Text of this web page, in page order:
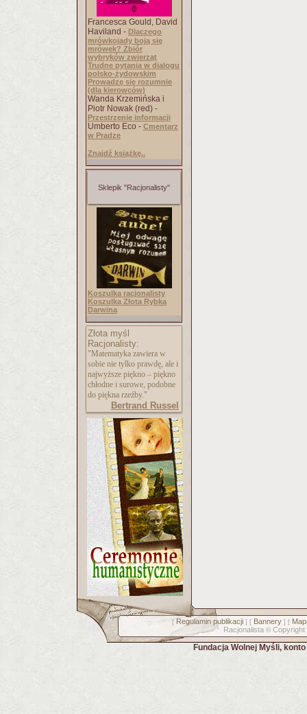
Francesca Gould, David
Haviland - Dlaczego
mrówkojady boją się
mrówek? Zbiór
wybryków zwierząt
Trudne pytania w dialogu
polsko-żydowskim
Prowadzę się rozumnie
(dla kierowców)
Wanda Krzemińska i
Piotr Nowak (red) -
Przestrzenie informacji
Umberto Eco - Cmentarz
w Pradze
Znajdź książkę..
Sklepik "Racjonalisty"
Koszulka racjonalisty
Koszulka Złota Rybka
Darwina
Złota myśl
Racjonalisty:
"Matematyka zawiera w
sobie nie tylko prawdę, ale i
najwyższe piękno – piękno
chłodne i surowe, podobne
do piękna rzeźby."
Bertrand Russel
[ Regulamin publikacji] [ Bannery] [
Racjonalista © Copyright
Fundacja Wolnej Myśli,